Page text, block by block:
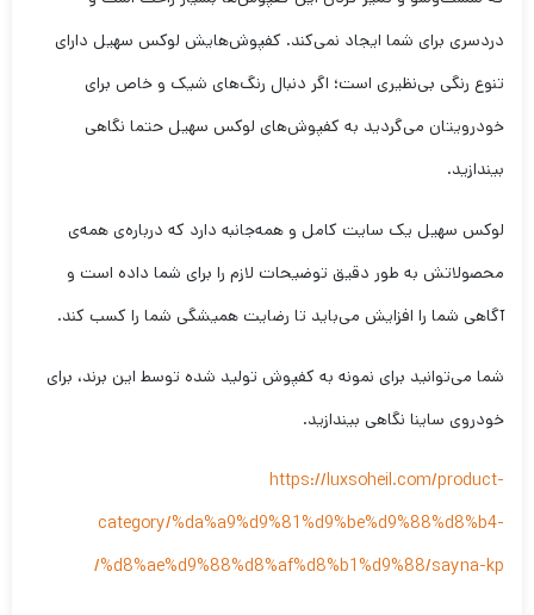
دردسری برای شما ایجاد نمی‌کند. کفپوش‌هایش لوکس سهیل دارای
تنوع رنگی بی‌نظیری است؛ اگر دنبال رنگ‌های شیک و خاص برای
خودرویتان می‌گردید به کفپوش‌های لوکس سهیل حتما نگاهی
بیندازید.
لوکس سهیل یک سایت کامل و همه‌جانبه دارد که درباره‌ی همه‌ی
محصولاتش به طور دقیق توضیحات لازم را برای شما داده است و
آگاهی شما را افزایش می‌باید تا رضایت همیشگی شما را کسب کند.
شما می‌توانید برای نمونه به کفپوش تولید شده توسط این برند، برای
خودروی ساینا نگاهی بیندازید.
https://luxsoheil.com/product-
category/%da%a9%d9%81%d9%be%d9%88%d8%b4-
%d8%ae%d9%88%d8%af%d8%b1%d9%88/sayna-kp/